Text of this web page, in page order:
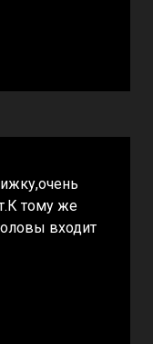
тому же
входит